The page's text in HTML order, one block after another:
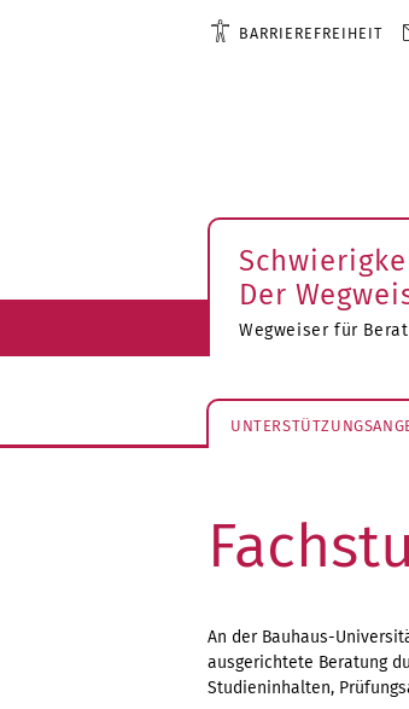
BARRIEREFREIHEIT
Der
Wegweiser für
An der Bauhaus-
ausgerichtete Beratung
Studieninhalten,